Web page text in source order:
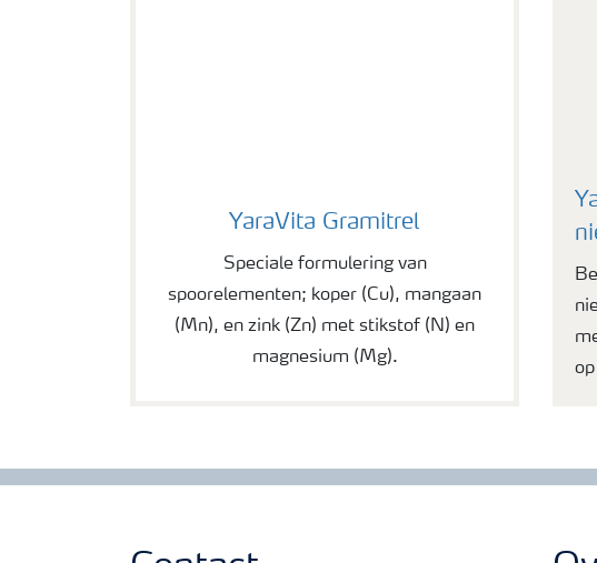
YaraVita Gramitrel
Speciale formulering van
spoorelementen; koper (Cu), mangaan
(Mn), en zink (Zn) met stikstof (N) en
magnesium (Mg).